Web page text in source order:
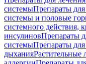
системыПрепараты
системы и половые
системного действия,
инсулиновПрепараты
системыПрепараты для
дыханияРастительные